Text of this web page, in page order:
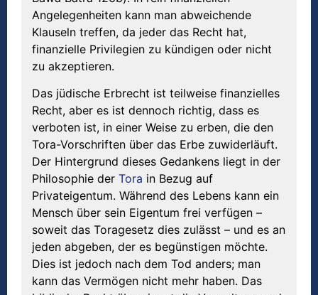
Angelegenheiten kann man abweichende
Klauseln treffen, da jeder das Recht hat,
finanzielle Privilegien zu kündigen oder nicht
zu akzeptieren.
Das jüdische Erbrecht ist teilweise finanzielles
Recht, aber es ist dennoch richtig, dass es
verboten ist, in einer Weise zu erben, die den
Tora-Vorschriften über das Erbe zuwiderläuft.
Der Hintergrund dieses Gedankens liegt in der
Philosophie der Tora in Bezug auf
Privateigentum. Während des Lebens kann ein
Mensch über sein Eigentum frei verfügen –
soweit das Toragesetz dies zulässt – und es an
jeden abgeben, der es begünstigen möchte.
Dies ist jedoch nach dem Tod anders; man
kann das Vermögen nicht mehr haben. Das